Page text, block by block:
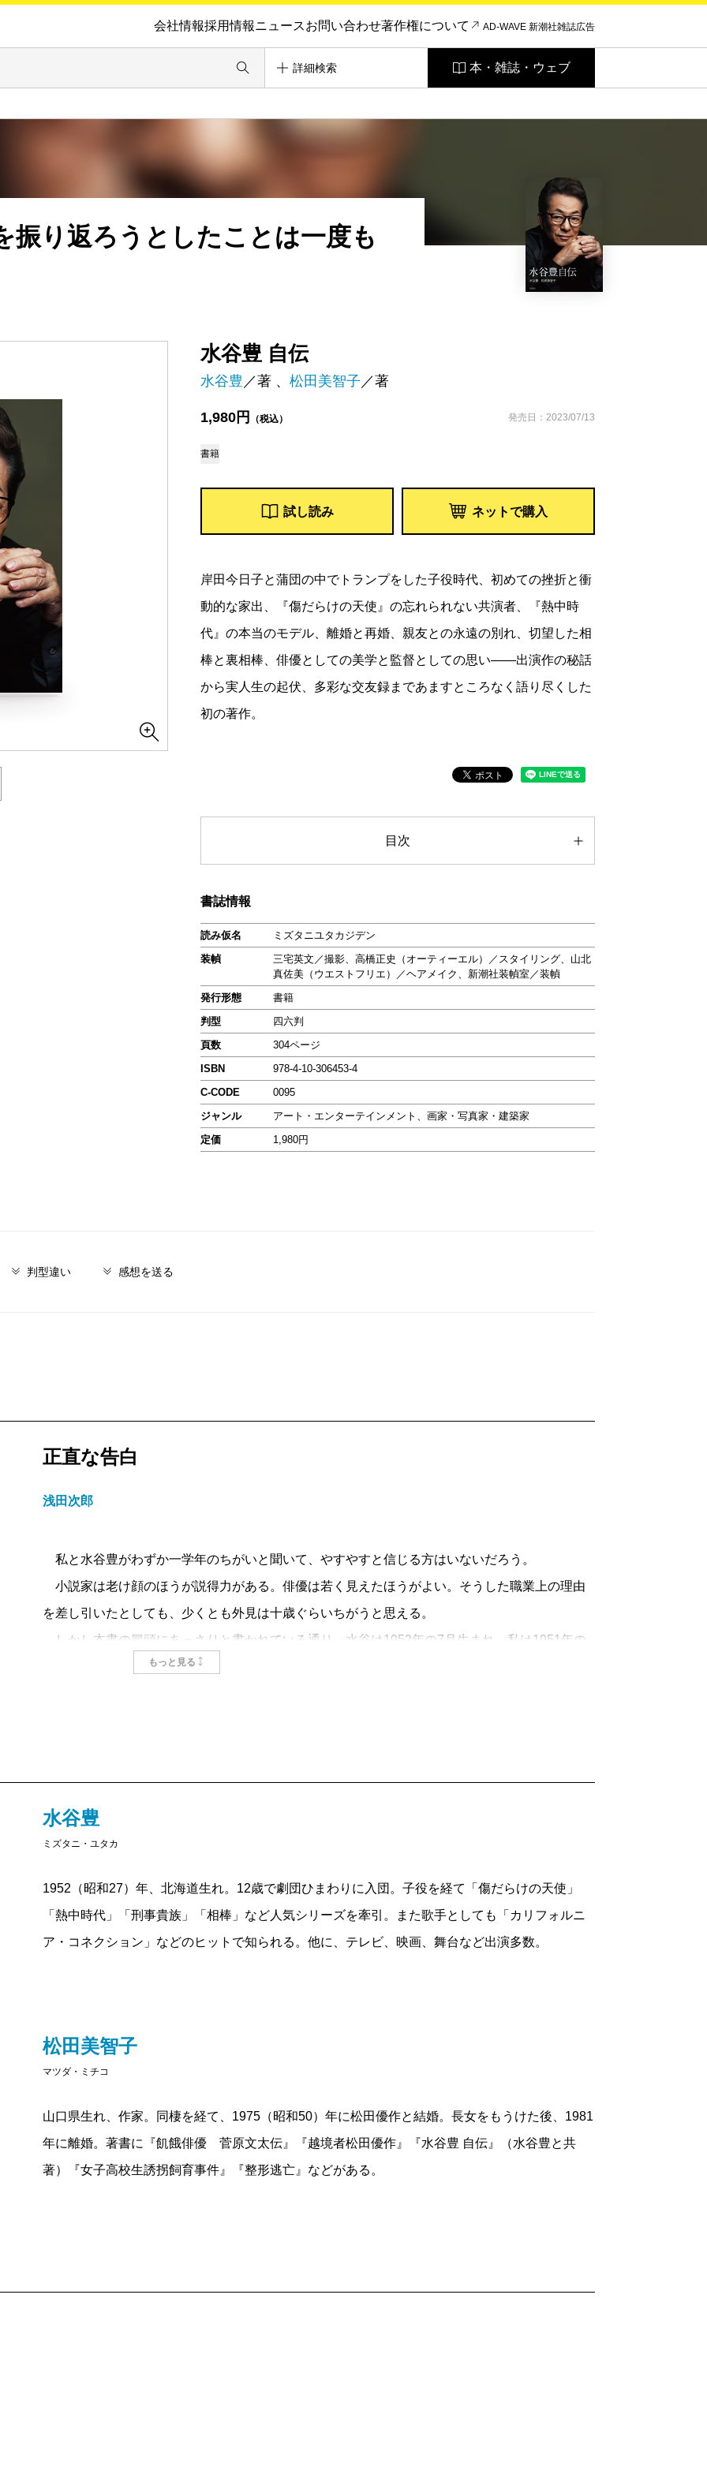
会社情報採用情報ニュースお問い合わせ著作権について AD-WAVE 新潮社雑誌広告
詳細検索 本・雑誌・ウェブ
水谷豊 自伝
水谷豊 ／著 、 松田美智子 ／著
1,980円 （税込） 発売日：2023/07/13
書籍
試し読み ネットで購入
振り返ろうとしたことは一度も
岸田今日子と蒲団の中でトランプをした子役時代、初めての挫折と衝
動的な家出、『傷だらけの天使』の忘れられない共演者、『熱中時
代』の本当のモデル、離婚と再婚、親友との永遠の別れ、切望した相
棒と裏相棒、俳優としての美学と監督としての思い――出演作の秘話
から実人生の起伏、多彩な交友録まであますところなく語り尽くした
初の著作。
目次
書誌情報
読み仮名
ミズタニユタカジデン
装幀
三宅英文／撮影、高橋正史（オーティーエル）／スタイリング、山北
真佐美（ウエストフリエ）／ヘアメイク、新潮社装幀室／装幀
発行形態
書籍
判型
四六判
頁数
304ページ
ISBN
978-4-10-306453-4
C-CODE
0095
ジャンル
アート・エンターテインメント、画家・写真家・建築家
定価
1,980円
判型違い 感想を送る
正直な告白
浅田次郎
私と水谷豊がわずか一学年のちがいと聞いて、やすやすと信じる方はいないだろう。
小説家は老け顔のほうが説得力がある。俳優は若く見えたほうがよい。そうした職業上の理由
を差し引いたとしても、少くとも外見は十歳ぐらいちがうと思える。
しかし本書の冒頭にあっさりと書かれている通り、水谷は1952年の7月生まれ、私は1951年の
12月生まれである。いや私たちの世代は生年を西暦で表記しなかったから、正しくは昭和27年と
ちの世代にとって、苦労は屈辱でこそあれけっして自慢すべきではないからである。同世代の読
みなが不幸であった時代の不幸と、みなが幸福である時代の不幸はちがう。それを克服するた
めには、太陽のごとくポジティブに生きなければならない。だから私は本書を読みながら、何と
いう正直な告白だろうと思った。
かった。そして実は私も「よく笑う人」。まして二人とも「笑わせるのが好きな人」であった。
つまり外見はかくも異なるが、私たちの世代には必ずクラスにひとりはいたムードメーカーであ
『王妃の館』は現代と十七世紀のパリをストーリーが往還するというとんでもないコメディで、
こればかりはまかりまちがっても映画化はされまいと思っていた。それが長期にわたるパリ・ロ
ケを敢行したうえ、ルーヴル美術館もヴェルサイユ宮殿も借り切った大作に生まれ変わった。ち
つごう二十三年も続いている国民的テレビドラマであるから、ファンにとっては垂涎の裏話であ
もっと見る
水谷豊
ミズタニ・ユタカ
1952（昭和27）年、北海道生れ。12歳で劇団ひまわりに入団。子役を経て「傷だらけの天使」
「熱中時代」「刑事貴族」「相棒」など人気シリーズを牽引。また歌手としても「カリフォルニ
ア・コネクション」などのヒットで知られる。他に、テレビ、映画、舞台など出演多数。
松田美智子
マツダ・ミチコ
山口県生れ、作家。同棲を経て、1975（昭和50）年に松田優作と結婚。長女をもうけた後、1981
年に離婚。著書に『飢餓俳優 菅原文太伝』『越境者松田優作』『水谷豊 自伝』（水谷豊と共
著）『女子高校生誘拐飼育事件』『整形逃亡』などがある。